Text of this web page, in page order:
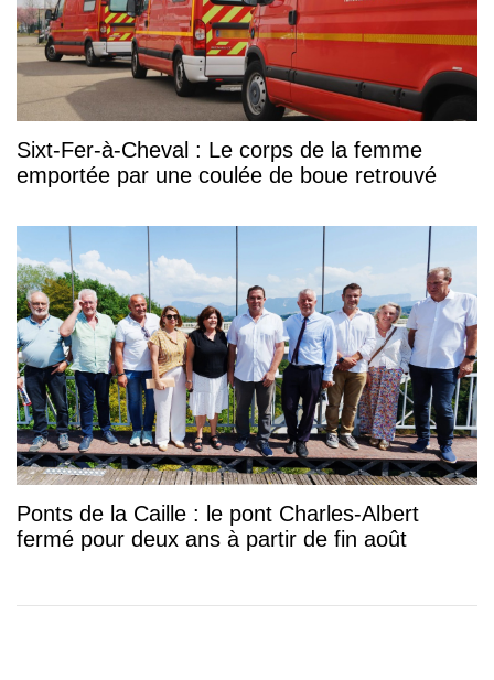
Sixt-Fer-à-Cheval : Le corps de la femme
emportée par une coulée de boue retrouvé
Ponts de la Caille : le pont Charles-Albert
fermé pour deux ans à partir de fin août